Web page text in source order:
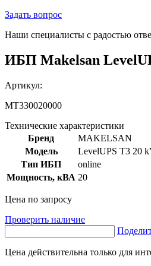
Задать вопрос
Наши специалисты с радостью
ИБП Makelsan
Артикул:
MT330020000
Технические характеристики
Бренд
MAKELSAN
Модель
LevelUPS T3 20
Тип ИБП
online
Мощность, кВА 20
Цена по запросу
Проверить наличие
Цена действительна только для